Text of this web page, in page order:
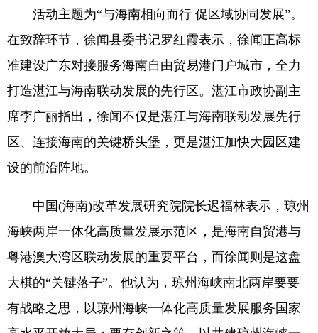
活动主题为“与海南相向而行 促区域协同发展”。
在致辞环节，徐闻县委书记罗红霞表示，徐闻正高标
准建设广东对接服务海南自由贸易港门户城市，全力
打造湛江与海南联动发展的先行区。湛江市政协副主
席李广丽指出，徐闻不仅是湛江与海南联动发展先行
区、连接海南的关键桥头堡，更是湛江加快大园区建
设的前沿阵地。
中国(海南)改革发展研究院院长迟福林表示，琼州
海峡两岸一体化高质量发展示范区，是海南自贸港与
粤港澳大湾区联动发展的重要平台，而徐闻则是这盘
大棋的“关键落子”。他认为，琼州海峡南北两岸要要
有战略之思，以琼州海峡一体化高质量发展服务国家